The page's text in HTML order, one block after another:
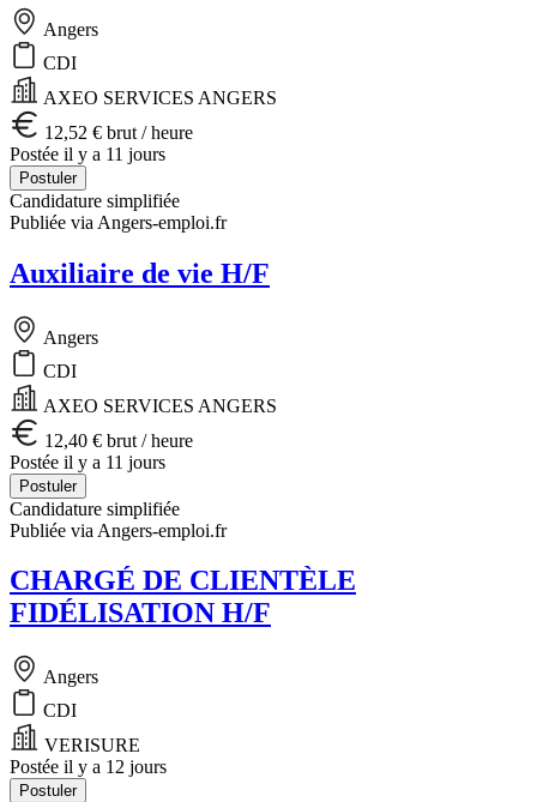
Angers
CDI
AXEO SERVICES ANGERS
12,52 € brut / heure
Postée il y a 11 jours
Postuler
Candidature simplifiée
Publiée via Angers-emploi.fr
Auxiliaire de vie H/F
Angers
CDI
AXEO SERVICES ANGERS
12,40 € brut / heure
Postée il y a 11 jours
Postuler
Candidature simplifiée
Publiée via Angers-emploi.fr
CHARGÉ DE CLIENTÈLE
FIDÉLISATION H/F
Angers
CDI
VERISURE
Postée il y a 12 jours
Postuler